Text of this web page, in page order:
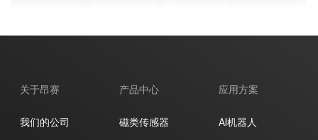
树立
磁场
新标
关于昂赛
我们的公司
产品中心
磁类传感器
应用方案
AI机器人